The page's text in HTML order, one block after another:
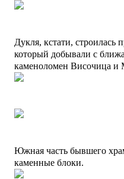
Дукля, кстати, строилась
который добывали с
каменоломен Височица и
Южная часть бывшего
каменные блоки.